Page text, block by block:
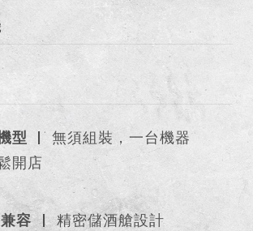
型 | 無須組裝，一台機器
開店
容| 精密儲酒艙設計